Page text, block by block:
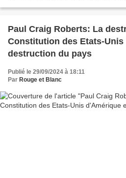
Paul Craig Roberts: La
Constitution des Etats-
destruction du pays
Publié le 29/09/2024 à 18:11
Par Rouge et Blanc